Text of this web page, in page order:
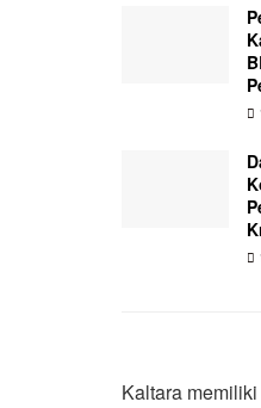
Kaltara